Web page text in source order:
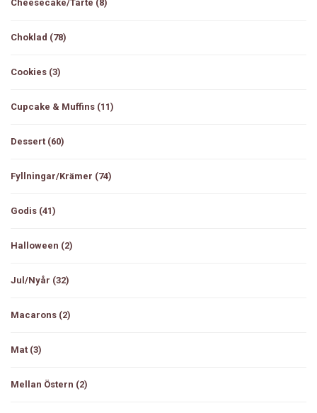
Cheesecake/tarte (8)
Choklad (78)
Cookies (3)
Cupcake & Muffins (11)
Dessert (60)
Fyllningar/Krämer (74)
Godis (41)
Halloween (2)
Jul/Nyår (32)
Macarons (2)
Mat (3)
Mellan Östern (2)